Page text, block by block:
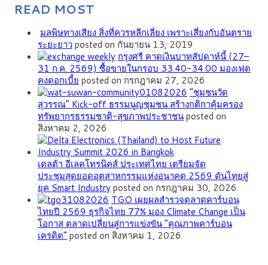
READ MOST
มลพิษทางเสียง สิ่งที่ควรหลีกเลี่ยง เพราะเสี่ยงกับอันตราย
ระยะยาวposted on กันยายน 13, 2019
กรุงศรี คาดเงินบาทสัปดาห์นี้ (27–
31 ก.ค. 2569) ซื้อขายในกรอบ 33.40-34.00 มองเฟด
คงดอกเบี้ย posted on กรกฎาคม 27, 2026
”ชุมชนวัด
สุวรรณ” Kick-off ธรรมนูญชุมชน สร้างกติกาคุ้มครอง
ทรัพยากรธรรมชาติ-สุขภาพประชาชนposted on
สิงหาคม 2, 2026
เดลต้า อีเลคโทรนิคส์ ประเทศไทย เตรียมจัด
ประชุมสุดยอดอุตสาหกรรมแห่งอนาคต 2569 ดันไทยสู่
ยุค Smart Industryposted on กรกฎาคม 30, 2026
TGO เผยผลสำรวจตลาดคาร์บอน
ไทยปี 2569 ธุรกิจไทย 77% มอง Climate Change เป็น
โอกาส ตลาดเปลี่ยนสู่การแข่งขัน “คุณภาพคาร์บอน
เครดิต”posted on สิงหาคม 1, 2026